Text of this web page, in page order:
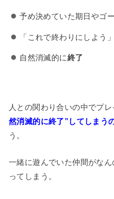
予め決めていた期日やゴ
「これで終わりにしよう
自然消滅的に終了
人との関わり合いの中でプ
然消滅的に終了”してしまう
う。
一緒に遊んでいた仲間がな
ってしまう。